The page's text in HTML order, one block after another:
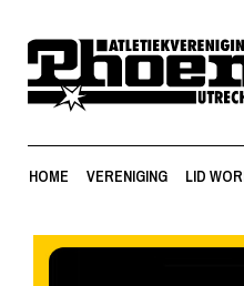
HOME VERENIGING LID